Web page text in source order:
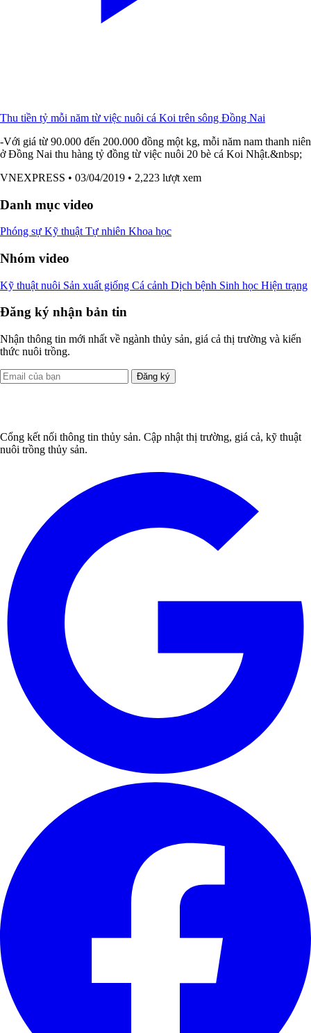
Thu tiền tỷ mỗi năm từ việc nuôi cá Koi trên sông Đồng Nai
-Với giá từ 90.000 đến 200.000 đồng một kg, mỗi năm nam thanh niên
ở Đồng Nai thu hàng tỷ đồng từ việc nuôi 20 bè cá Koi Nhật.&nbsp;
VNEXPRESS • 03/04/2019 • 2,223 lượt xem
Danh mục video
Phóng sự Kỹ thuật Tự nhiên Khoa học
Nhóm video
Kỹ thuật nuôi Sản xuất giống Cá cảnh Dịch bệnh Sinh học Hiện trạng
Đăng ký nhận bản tin
Nhận thông tin mới nhất về ngành thủy sản, giá cả thị trường và kiến
thức nuôi trồng.
Đăng ký
Cổng kết nối thông tin thủy sản. Cập nhật thị trường, giá cả, kỹ thuật
nuôi trồng thủy sản.